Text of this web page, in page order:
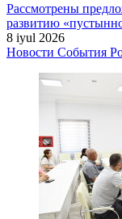
Рассмотрены
развитию
8 iyul 2026
Новости События